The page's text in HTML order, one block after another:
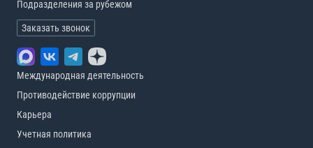
Подразделения за рубежом
Заказать звонок
Международная деятельность
Противодействие коррупции
Карьера
Учетная политика